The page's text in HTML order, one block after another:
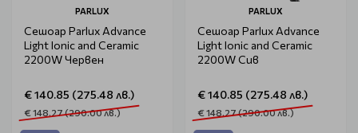
PARLUX
Сешоар Parlux Advance
Light Ionic and Ceramic
2200W Червен
€ 140.85 (275.48 лв.)
€ 148.27 (290.00 лв.)
PARLUX
Сешоар Parlux Advance
Light Ionic and Ceramic
2200W Сив
€ 140.85 (275.48 лв.)
€ 148.27 (290.00 лв.)